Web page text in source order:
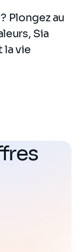
Plongez au
Sia
la vie